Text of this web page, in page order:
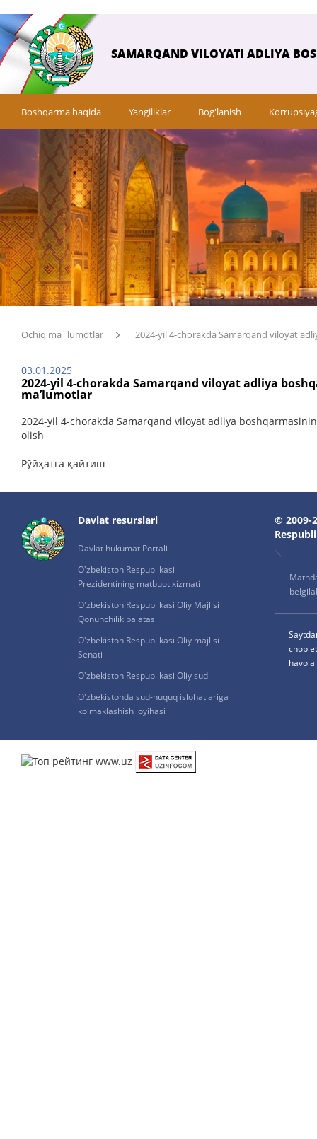
SAMARQAND VILOYATI ADLIYA
Boshqarma haqida Yangiliklar Bog'lanish
Ochiq ma`lumotlar 2024-yil 4-chorakda Samarqand viloyat
03.01.2025
2024-yil 4-chorakda Samarqand viloyat adliya
ma’lumotlar
2024-yil 4-chorakda Samarqand viloyat adliya
olish
Рўйҳатга қайтиш
Davlat resurslari
Davlat hukumat Portali
O'zbekiston Respublikasi
Prezidentining matbuot xizmati
O'zbekiston Respublikasi Oliy Majlisi
Qonunchilik palatasi
O'zbekiston Respublikasi Oliy majlisi
Senati
O'zbekiston Respublikasi Oliy sudi
O'zbekistonda sud-huquq islohatlariga
ko'maklashish loyihasi
© 2009-
chop